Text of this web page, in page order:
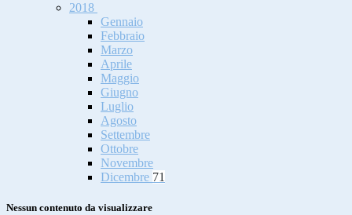
2018
Gennaio
Febbraio
Marzo
Aprile
Maggio
Giugno
Luglio
Agosto
Settembre
Ottobre
Novembre
Dicembre 71
Nessun contenuto da visualizzare